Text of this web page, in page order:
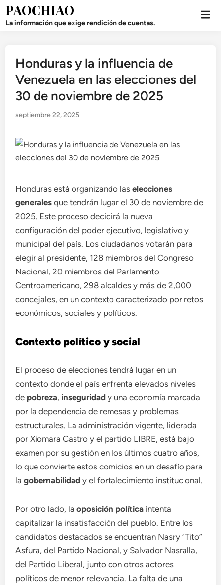
Saltar
contenido
PAOCHIAO
La información que exige rendición de cuentas.
Publicado
en
Honduras y la influencia de
Venezuela en las elecciones del
30 de noviembre de 2025
septiembre 22, 2025
Honduras está organizando laselecciones
generales que tendrán lugar el 30 de noviembre de
2025. Este proceso decidirá la nueva
configuración del poder ejecutivo, legislativo y
municipal del país. Los ciudadanos votarán para
elegir al presidente, 128 miembros del Congreso
Nacional, 20 miembros del Parlamento
Centroamericano, 298 alcaldes y más de 2,000
concejales, en un contexto caracterizado por retos
económicos, sociales y políticos.
Contexto político y social
El proceso de elecciones tendrá lugar en un
contexto donde el país enfrenta elevados niveles
de pobreza, inseguridad y una economía marcada
por la dependencia de remesas y problemas
estructurales. La administración vigente, liderada
por Xiomara Castro y el partido LIBRE, está bajo
examen por su gestión en los últimos cuatro años,
lo que convierte estos comicios en un desafío para
lagobernabilidad y el fortalecimiento institucional.
Por otro lado, laoposición política intenta
capitalizar la insatisfacción del pueblo. Entre los
candidatos destacados se encuentran Nasry “Tito”
Asfura, del Partido Nacional, y Salvador Nasralla,
del Partido Liberal, junto con otros actores
políticos de menor relevancia. La falta de una